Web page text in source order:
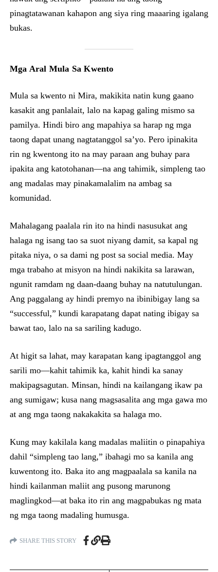
pinagtatawanan kahapon ang siya ring maaaring igalang
bukas.
Mga Aral Mula Sa Kwento
Mula sa kwento ni Mira, makikita natin kung gaano
kasakit ang panlalait, lalo na kapag galing mismo sa
pamilya. Hindi biro ang mapahiya sa harap ng mga
taong dapat unang nagtatanggol sa’yo. Pero ipinakita
rin ng kwentong ito na may paraan ang buhay para
ipakita ang katotohanan—na ang tahimik, simpleng tao
ang madalas may pinakamalalim na ambag sa
komunidad.
Mahalagang paalala rin ito na hindi nasusukat ang
halaga ng isang tao sa suot niyang damit, sa kapal ng
pitaka niya, o sa dami ng post sa social media. May
mga trabaho at misyon na hindi nakikita sa larawan,
ngunit ramdam ng daan-daang buhay na natutulungan.
Ang paggalang ay hindi premyo na ibinibigay lang sa
“successful,” kundi karapatang dapat nating ibigay sa
bawat tao, lalo na sa sariling kadugo.
At higit sa lahat, may karapatan kang ipagtanggol ang
sarili mo—kahit tahimik ka, kahit hindi ka sanay
makipagsagutan. Minsan, hindi na kailangang ikaw pa
ang sumigaw; kusa nang magsasalita ang mga gawa mo
at ang mga taong nakakakita sa halaga mo.
Kung may kakilala kang madalas maliitin o pinapahiya
dahil “simpleng tao lang,” ibahagi mo sa kanila ang
kuwentong ito. Baka ito ang magpaalala sa kanila na
hindi kailanman maliit ang pusong marunong
maglingkod—at baka ito rin ang magpabukas ng mata
ng mga taong madaling humusga.
SHARE THIS STORY